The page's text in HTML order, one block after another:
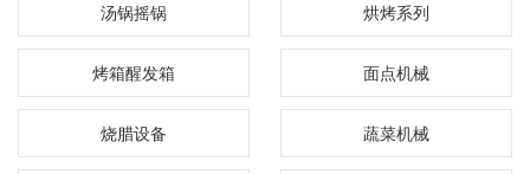
汤锅摇锅 烘烤系列
烤箱醒发箱 面点机械
烧腊设备 蔬菜机械